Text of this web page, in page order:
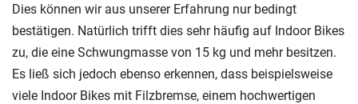
Dies können wir aus unserer Erfahrung nur bedingt
bestätigen. Natürlich trifft dies sehr häufig auf Indoor Bikes
zu, die eine Schwungmasse von 15 kg und mehr besitzen.
Es ließ sich jedoch ebenso erkennen, dass beispielsweise
viele Indoor Bikes mit Filzbremse, einem hochwertigen